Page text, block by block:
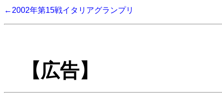
←2002年第15戦イタリアグランプリ
【広告】